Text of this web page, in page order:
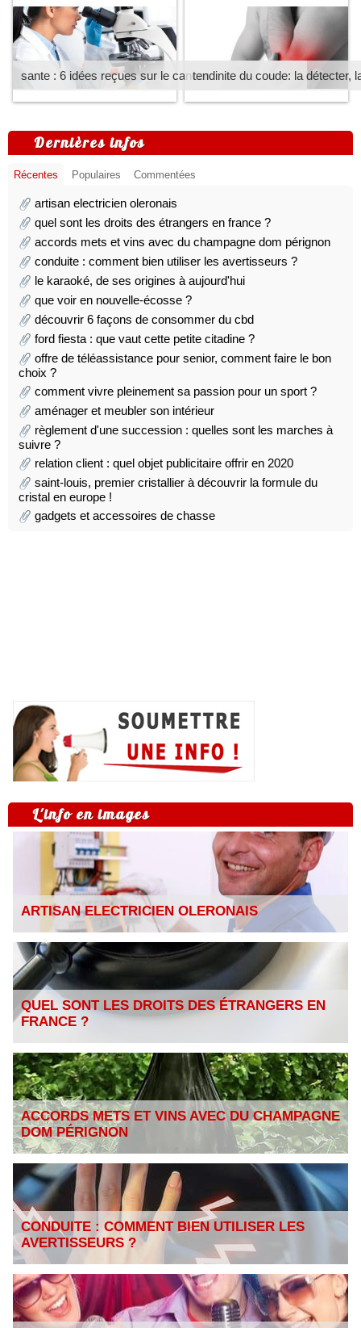
sante : 6 idées reçues sur le cancertendinite du coude: la détecter,
Dernières infos
Récentes Populaires Commentées
artisan electricien oleronais
quel sont les droits des étrangers en france ?
accords mets et vins avec du champagne dom pérignon
conduite : comment bien utiliser les avertisseurs ?
le karaoké, de ses origines à aujourd'hui
que voir en nouvelle-écosse ?
découvrir 6 façons de consommer du cbd
ford fiesta : que vaut cette petite citadine ?
offre de téléassistance pour senior, comment faire le bon
choix ?
comment vivre pleinement sa passion pour un sport ?
aménager et meubler son intérieur
règlement d'une succession : quelles sont les marches à
suivre ?
relation client : quel objet publicitaire offrir en 2020
saint-louis, premier cristallier à découvrir la formule du
cristal en europe !
gadgets et accessoires de chasse
L'info en images
ARTISAN ELECTRICIEN OLERONAIS
QUEL SONT LES DROITS DES ÉTRANGERS EN
FRANCE ?
ACCORDS METS ET VINS AVEC DU CHAMPAGNE
DOM PÉRIGNON
CONDUITE : COMMENT BIEN UTILISER LES
AVERTISSEURS ?